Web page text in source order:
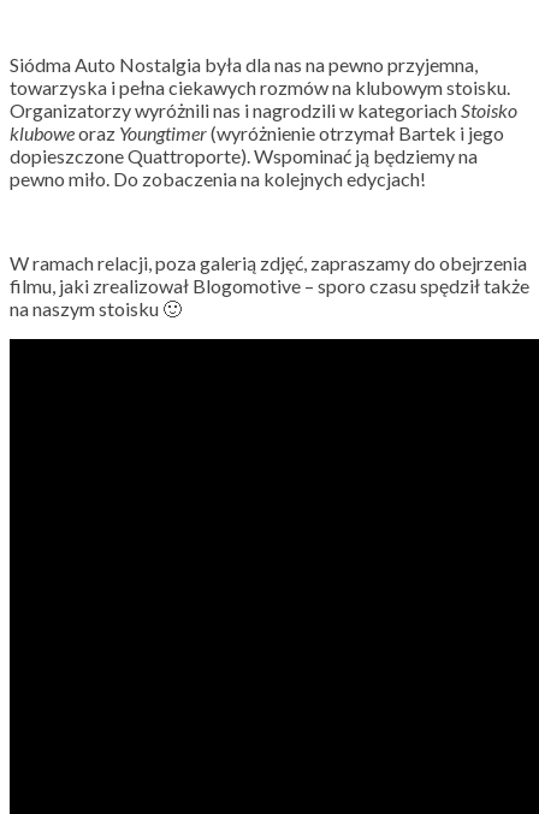
Siódma Auto Nostalgia była dla nas na pewno przyjemna,
towarzyska i pełna ciekawych rozmów na klubowym stoisku.
Organizatorzy wyróżnili nas i nagrodzili w kategoriach Stoisko
kluboweoraz Youngtimer(wyróżnienie otrzymał Bartek i jego
dopieszczone Quattroporte). Wspominać ją będziemy na
pewno miło. Do zobaczenia na kolejnych edycjach!
W ramach relacji, poza galerią zdjęć, zapraszamy do obejrzenia
filmu, jaki zrealizował Blogomotive – sporo czasu spędził także
na naszym stoisku 🙂